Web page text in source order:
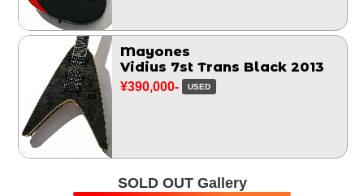
Mayones
Vidius 7st Trans Black 2013
¥390,000- USED
SOLD OUT Gallery